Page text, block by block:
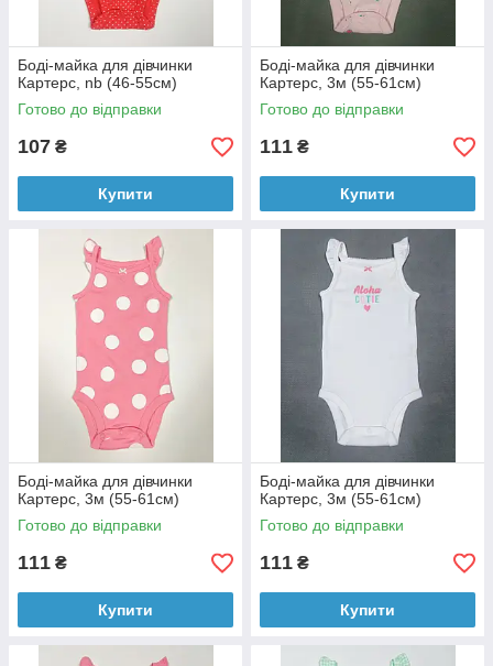
Боді-майка для дівчинки
Картерс, nb (46-55см)
Готово до відправки
107 ₴
Купити
Боді-майка для дівчинки
Картерс, 3м (55-61см)
Готово до відправки
111 ₴
Купити
Боді-майка для дівчинки
Картерс, 3м (55-61см)
Готово до відправки
111 ₴
Купити
Боді-майка для дівчинки
Картерс, 3м (55-61см)
Готово до відправки
111 ₴
Купити